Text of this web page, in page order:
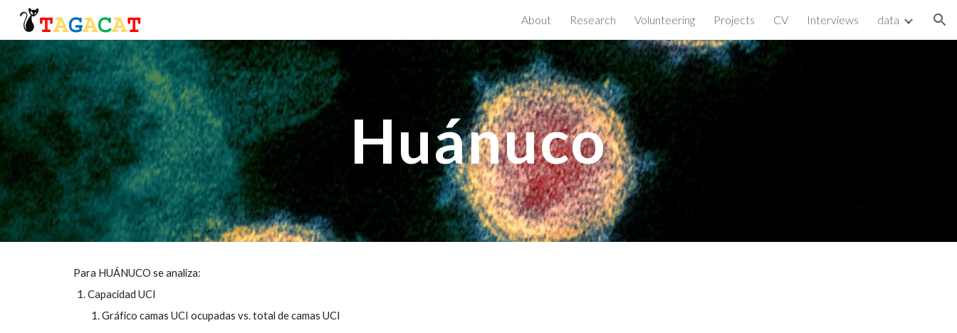
Skip to navigation
About Research Volunteering Projects CV Interviews data
Huánuco
Para HUÁNUCO se analiza:
Capacidad UCI
Gráfico camas UCI ocupadas vs. total de camas UCI